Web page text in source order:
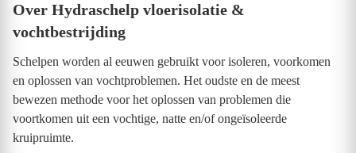
Over Hydraschelp vloerisolatie &
vochtbestrijding
Schelpen worden al eeuwen gebruikt voor isoleren, voorkomen
en oplossen van vochtproblemen. Het oudste en de meest
bewezen methode voor het oplossen van problemen die
voortkomen uit een vochtige, natte en/of ongeïsoleerde
kruipruimte.